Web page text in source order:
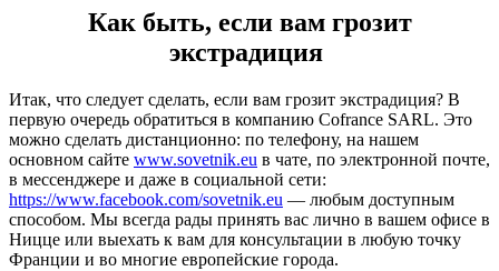
Как быть, если вам грозит
экстрадиция
Итак, что следует сделать, если вам грозит экстрадиция? В
первую очередь обратиться в компанию Cofrance SARL. Это
можно сделать дистанционно: по телефону, на нашем
основном сайте www.sovetnik.eu в чате, по электронной почте,
в мессенджере и даже в социальной сети:
https://www.facebook.com/sovetnik.eu — любым доступным
способом. Мы всегда рады принять вас лично в вашем офисе в
Ницце или выехать к вам для консультации в любую точку
Франции и во многие европейские города.